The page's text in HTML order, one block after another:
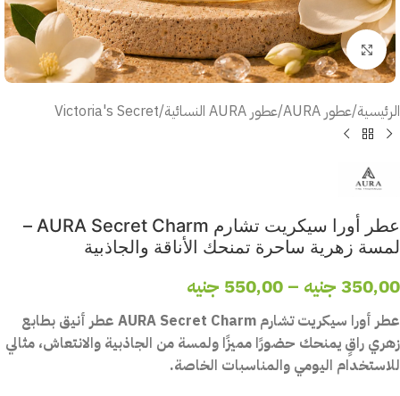
أضغط للتكبير
الرئيسية/عطور AURA /عطور AURA النسائية /
Victoria's Secret
عطر أورا سيكريت تشارم AURA Secret Charm –
لمسة زهرية ساحرة تمنحك الأناقة والجاذبية
350,00جنيه –
550,00 جنيه
عطر أورا سيكريت تشارم AURA Secret Charm عطر أنيق بطابع
زهري راقٍ يمنحك حضورًا مميزًا ولمسة من الجاذبية والانتعاش، مثالي
للاستخدام اليومي والمناسبات الخاصة.